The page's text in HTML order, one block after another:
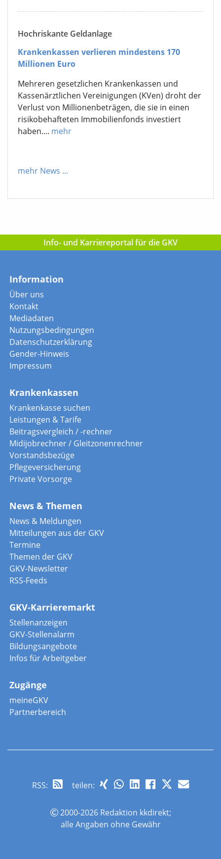
Hochriskante Geldanlage
Krankenkassen verlieren mindestens 170
Millionen Euro
Mehreren gesetzlichen Krankenkassen und
Kassenärztlichen Vereinigungen (KVen) droht der
Verlust von Millionenbeträgen, die sie in einen
risikobehafteten Immobilienfonds investiert
haben.... mehr
mehr News ...
Info- und Karriereportal für die GKV
Information
Über uns
Kontakt
Mediadaten
Nutzungsbedingungen
Datenschutzerklärung
Gender-Hinweis
Impressum
Krankenkassen
Krankenkasse suchen
Leistungen & Tarife
Beitragsvergleich / -rechner
Midijobrechner / Gleitzonenrechner
Vorstandsbezüge
Pflegeversicherung
Private Vorsorge
News & Themen
News & Meldungen
Mitteilungen aus der GKV
Termine
Themen der GKV
GKV-Newsletter
RSS-Feeds
GKV-Karrieremarkt
Stellenanzeigen
GKV-Stellenalarm
Bildungsangebote
Infos für Arbeitgeber
Zugänge
meineGKV
Partnerbereich
RSS: teilen:
2000-2026 Redaktion kkdirekt;
alle Angaben ohne Gewähr